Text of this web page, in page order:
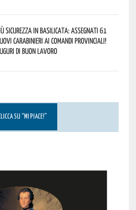
sicurezza in Basilicata: assegnati 61
Carabinieri ai Comandi provinciali!
di buon lavoro
SU “MI PIACE!”